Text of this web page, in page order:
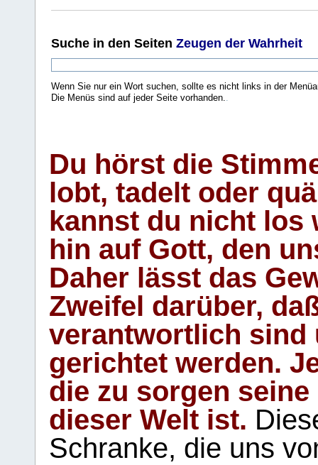
Suche in den Seiten Zeugen der Wahrheit
Wenn Sie nur ein Wort suchen, sollte es nicht links in der
Die Menüs sind auf jeder Seite vorhanden.
Du hörst die
lobt, tadelt oder
kannst du nicht los
hin auf Gott, den
Daher lässt das
Zweifel darüber,
verantwortlich sind
gerichtet werden.
die zu sorgen
dieser Welt ist.
Schranke, die uns